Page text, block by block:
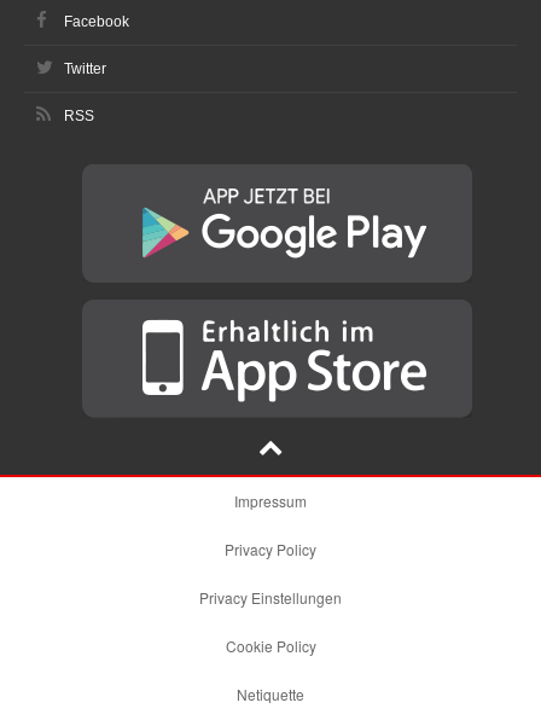
Facebook
Twitter
RSS
Impressum
Privacy Policy
Privacy Einstellungen
Cookie Policy
Netiquette